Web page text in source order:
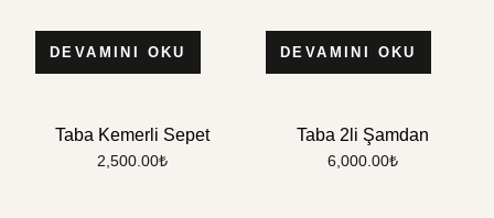
DEVAMINI OKU
Taba Kemerli Sepet
2,500.00₺
DEVAMINI OKU
Taba 2li Şamdan
6,000.00₺